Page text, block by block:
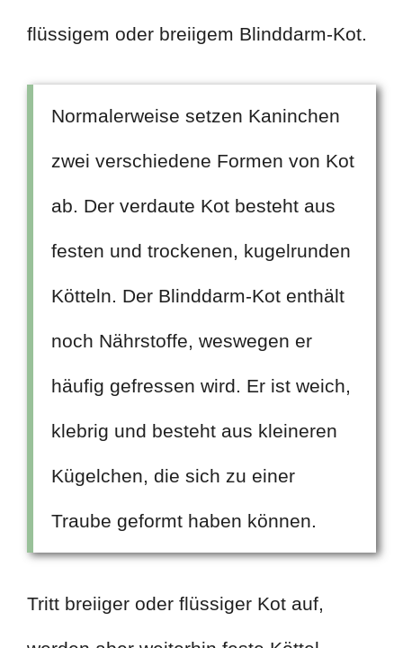
flüssigem oder breiigem Blinddarm-Kot.
Normalerweise setzen Kaninchen
zwei verschiedene Formen von Kot
ab. Der verdaute Kot besteht aus
festen und trockenen, kugelrunden
Kötteln. Der Blinddarm-Kot enthält
noch Nährstoffe, weswegen er
häufig gefressen wird. Er ist weich,
klebrig und besteht aus kleineren
Kügelchen, die sich zu einer
Traube geformt haben können.
Tritt breiiger oder flüssiger Kot auf,